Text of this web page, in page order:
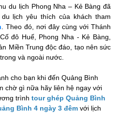
du lịch Phong Nha – Kẻ Bàng đã
lịch yêu thích của khách tham
. Theo đó, nơi đây cùng với Thánh
đô Huế, Phong Nha - Kẻ Bàng,
Miền Trung độc đáo, tạo nên sức
và ngoài nước.
cho bạn khi đến Quảng Bình
chờ gì nữa hãy liên hệ ngay với
trình tour ghép Quảng Bình
Bình 4 ngày 3 đêm với lịch